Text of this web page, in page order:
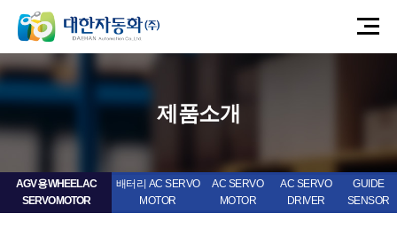
제품소개
AGV 용 WHEEL AC
SERVO MOTOR
배터리 AC SERVO
MOTOR
AC SERVO
MOTOR
AC SERVO
DRIVER
GUIDE
SENSOR